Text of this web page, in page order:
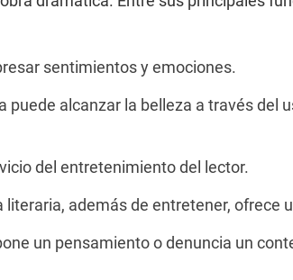
sentimientos y emociones.
puede alcanzar la belleza a través del
del entretenimiento del lector.
literaria, además de entretener, ofrece
un pensamiento o denuncia un